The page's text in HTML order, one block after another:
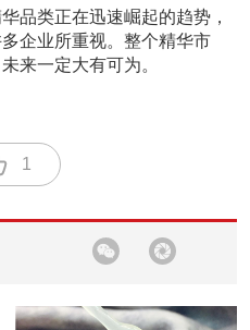
品类正在迅速崛起的趋势，
企业所重视。整个精华市
来一定大有可为。
1